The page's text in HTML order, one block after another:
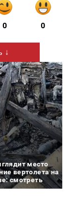
0 0
↓
место
вертолета на
смотреть